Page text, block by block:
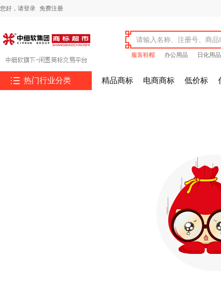
您好， 请登录 免费注册
服装鞋帽 办公用品 日化用品
 热门行业分类 精品商标 电商商标 低价标